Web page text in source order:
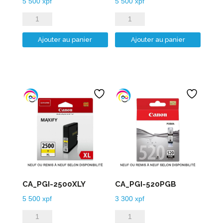
quantité
de
CA_PGI-
Ajouter au panier
quantité
de
CA_PGI-
Ajouter au panier
CA_PGI-2500XLY
5 500 xpf
quantité
CA_PGI-520PGB
3 300xpf
quantité